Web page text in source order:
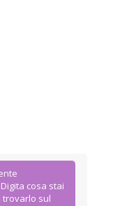
cosa stai
trovarlo sul